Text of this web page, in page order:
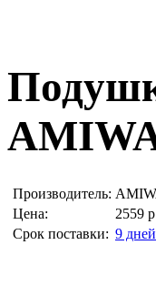
Производитель:
Цена:
2559 р
Срок поставки: 9 дней